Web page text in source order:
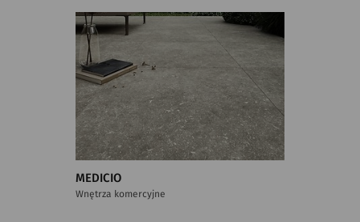
MEDICIO
Wnętrza komercyjne